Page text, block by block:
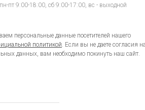
пн-пт 9:00-18:00, сб 9:00-17:00, вс - выходной
персональные данные посетителей нашего
политикой. Если вы не даете согласия
данных, вам необходимо покинуть наш сайт.